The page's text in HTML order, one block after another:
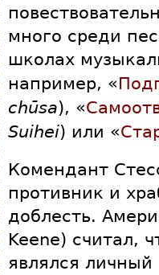
много среди
школах
например, «
chūsa), «
Suihei) или «
Комендант
противник и
доблесть.
Keene) считал,
являлся